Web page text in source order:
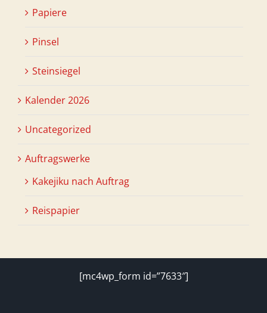
Papiere
Pinsel
Steinsiegel
Kalender 2026
Uncategorized
Auftragswerke
Kakejiku nach Auftrag
Reispapier
[mc4wp_form id=”7633″]